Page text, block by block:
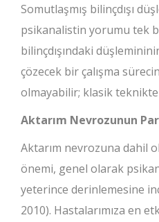
Somutlaşmış bilinçdışı
psikanalistin yorumu tek
bilinçdışındaki
çözecek bir çalışma
olmayabilir; klasik
Aktarım Nevrozunun
Aktarım nevrozuna dahil
önemi, genel olarak
yeterince derinlemesine
2010). Hastalarımıza en